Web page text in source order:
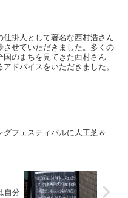
はなく、 楽しい街にするの
始めている2021年。 どうか
活動は、不定期ですが、蔵
かげで、拠点は毎週水曜日夕
がたい。 ほっと一息つきにき
#蔵のまちお茶部 #半田市
掛人として著名な西村浩さん
せていただきました。多くの
国のまちを見てきた西村さん
ドバイスをいただきました。
グフェスティバルに人工芝＆
自分